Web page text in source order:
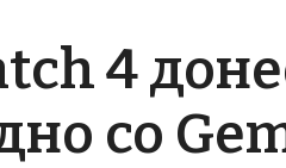
4
со